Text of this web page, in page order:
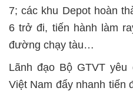
7; các khu Depot hoàn
6 trở đi, tiến hành làm
đường chạy tàu…
Lãnh đạo Bộ GTVT
Việt Nam đẩy nhanh tiến